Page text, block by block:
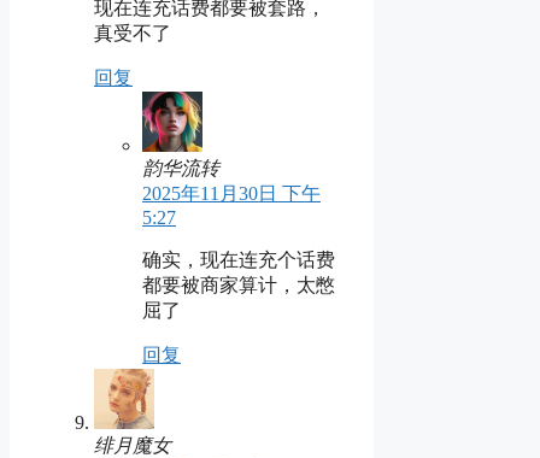
现在连充话费都要被套路，
真受不了
回复
韵华流转
2025年11月30日 下午
5:27
确实，现在连充个话费
都要被商家算计，太憋
屈了
回复
绯月魔女